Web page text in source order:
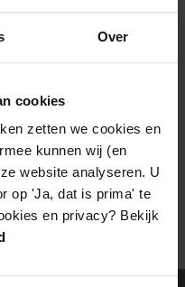
Over
cookies
zetten we cookies en
kunnen wij (en
website analyseren. U
op 'Ja, dat is prima' te
en privacy? Bekijk
door:
lijst van de website